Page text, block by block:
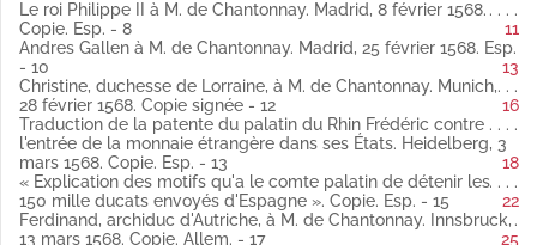
Copie.
Fol. 15 « Explication des motifs qu'a le comte palatin de détenir
les 150 mille ducats envoyés d'Espagne » espagnol
Copie.
Fol. 17 Ferdinand, archiduc d'Autriche, à M. de Chantonnay.
Innsbruck, 13 mars 1568 allemand
Copie.
Fol. 19 Philippe de Croy à M. de Chantonnay. Heverlé, le 24
mars 1567 (1568) latin
Copie signée.
Fol. 20 Christine de Lorraine à M. de Chantonnay. Munich, 1er
avril 1568 latin
Le roi Philippe II à M. de Chantonnay. Madrid, 8 février 1568.
Copie. Esp. - 8
11
Andres Gallen à M. de Chantonnay. Madrid, 25 février 1568. Esp.
- 10
13
Christine, duchesse de Lorraine, à M. de Chantonnay. Munich,
28 février 1568. Copie signée - 12
16
Traduction de la patente du palatin du Rhin Frédéric contre
l'entrée de la monnaie étrangère dans ses États. Heidelberg, 3
mars 1568. Copie. Esp. - 13
18
« Explication des motifs qu'a le comte palatin de détenir les
150 mille ducats envoyés d'Espagne ». Copie. Esp. - 15
22
Ferdinand, archiduc d'Autriche, à M. de Chantonnay. Innsbruck,
13 mars 1568. Copie. Allem. - 17
25